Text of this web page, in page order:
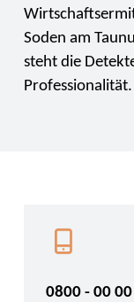
Soden am
steht die
Professionalität.
0800 - 00